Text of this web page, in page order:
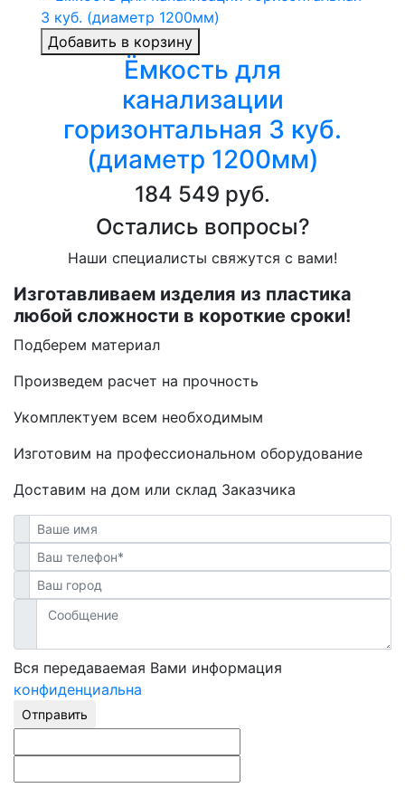
Добавить в корзину
Ёмкость для
канализации
горизонтальная 3 куб.
(диаметр 1200мм)
184 549 руб.
Остались вопросы?
Наши специалисты свяжутся с вами!
Изготавливаем изделия из пластика
любой сложности в короткие сроки!
Подберем материал
Произведем расчет на прочность
Укомплектуем всем необходимым
Изготовим на профессиональном оборудование
Доставим на дом или склад Заказчика
Вся передаваемая Вами информация
конфиденциальна
Отправить